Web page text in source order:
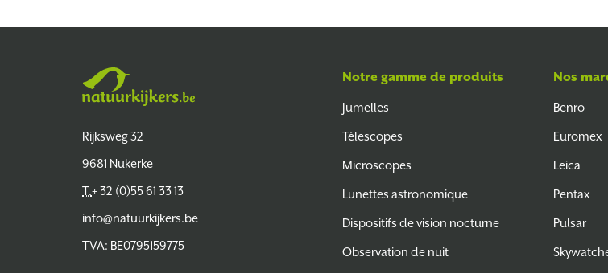
Rijksweg 32
9681 Nukerke
T.+ 32 (0)55 61 33 13
info@natuurkijkers.be
TVA: BE0795159775
Notre gamme de produits
Jumelles
Télescopes
Microscopes
Lunettes astronomique
Dispositifs de vision nocturne
Observation de nuit
Nos
Benro
Euromex
Leica
Pentax
Pulsar